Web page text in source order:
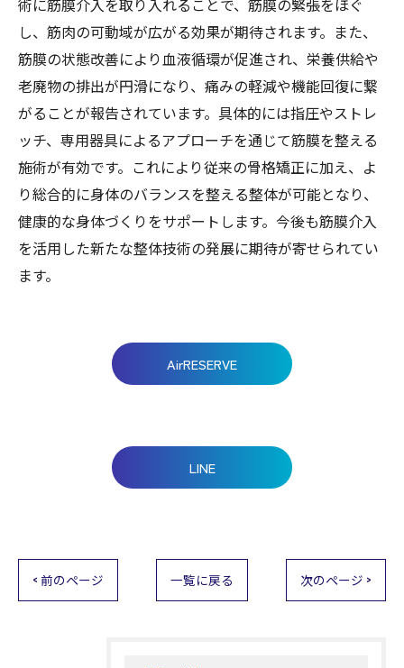
術に筋膜介入を取り入れることで、筋膜の緊張をほぐ
し、筋肉の可動域が広がる効果が期待されます。また、
筋膜の状態改善により血液循環が促進され、栄養供給や
老廃物の排出が円滑になり、痛みの軽減や機能回復に繋
がることが報告されています。具体的には指圧やストレ
ッチ、専用器具によるアプローチを通じて筋膜を整える
施術が有効です。これにより従来の骨格矯正に加え、よ
り総合的に身体のバランスを整える整体が可能となり、
健康的な身体づくりをサポートします。今後も筋膜介入
を活用した新たな整体技術の発展に期待が寄せられてい
ます。
AirRESERVE
LINE
< 前のページ 一覧に戻る 次のページ >